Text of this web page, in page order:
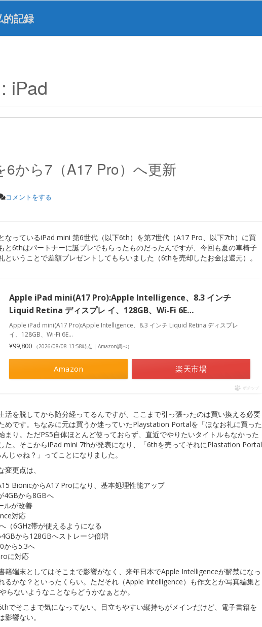
的記録
iPad
6から7（A17 Pro）へ更新
コメントをする
なっているiPad mini 第6世代（以下6th）を第7世代（A17 Pro、以下7th）に買
と6thはパートナーに誕プレでもらったものだったんですが、今回も夏の車椅子
ということで差額プレゼントしてもらいました（6thを売却したお金は還元）。
Apple iPad mini(A17 Pro):Apple Intelligence、8.3 インチ
Liquid Retina ディスプレ イ、128GB、Wi-Fi 6E…
Apple iPad mini(A17 Pro):Apple Intelligence、8.3 インチ Liquid Retina ディスプレ
イ、128GB、Wi-Fi 6E…
¥99,800 （2026/08/08 13:58時点 | Amazon調べ）
Amazon 楽天市場
ポチップ
活を脱してから随分経ってるんですが、ここまで引っ張ったのは買い換える必要
めです。ちなみに元は買うか迷っていたPlaystation Portalを「ほなお礼に買った
まり。ただPS5自体ほとんど使っておらず、直近でやりたいタイトルもなかった
た。そこからiPad mini 7thが発表になり、「6thを売ってそれにPlastation Portal
じゃね？」ってことになりました。
更点は、
BionicからA17 Proになり、基本処理性能アップ
4GBから8GBへ
ルが改善
対応
（6GHz帯が使えるようになる
から128GBへストレージ倍増
から5.3へ
に対応
籍端末としてはそこまで影響がなく、来年日本でApple Intelligenceが解禁になっ
るかな？といったくらい。ただそれ（Apple Intelligence）も作文とか写真編集と
らないようなことならどうかなぁとか。
でそこまで気になってない。目立ちやすい縦持ちがメインだけど、電子書籍を
響ない。